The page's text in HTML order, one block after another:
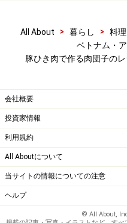
All About > 暮らし > 料
ベトナム・
豚ひき肉で作る肉団子の
会社概要
投資家情報
利用規約
All Aboutについて
当サイトの情報についての注意
ヘルプ
© All About,